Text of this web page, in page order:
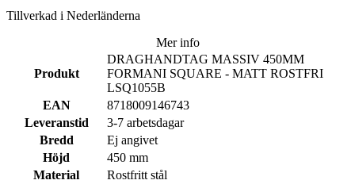
Tillverkad i Nederländerna
Mer info
Produkt
DRAGHANDTAG MASSIV 450MM
FORMANI SQUARE - MATT ROSTFRI
LSQ1055B
EAN
8718009146743
Leveranstid
3-7 arbetsdagar
Bredd
Ej angivet
Höjd
450 mm
Material
Rostfritt stål